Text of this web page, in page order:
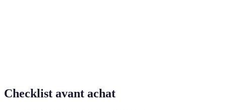
Checklist avant achat